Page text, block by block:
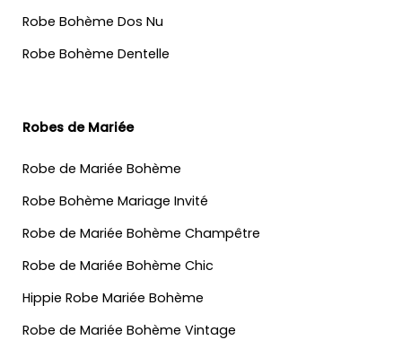
Robe Bohème Dos Nu
Robe Bohème Dentelle
Robes de Mariée
Robe de Mariée Bohème
Robe Bohème Mariage Invité
Robe de Mariée Bohème Champêtre
Robe de Mariée Bohème Chic
Hippie Robe Mariée Bohème
Robe de Mariée Bohème Vintage